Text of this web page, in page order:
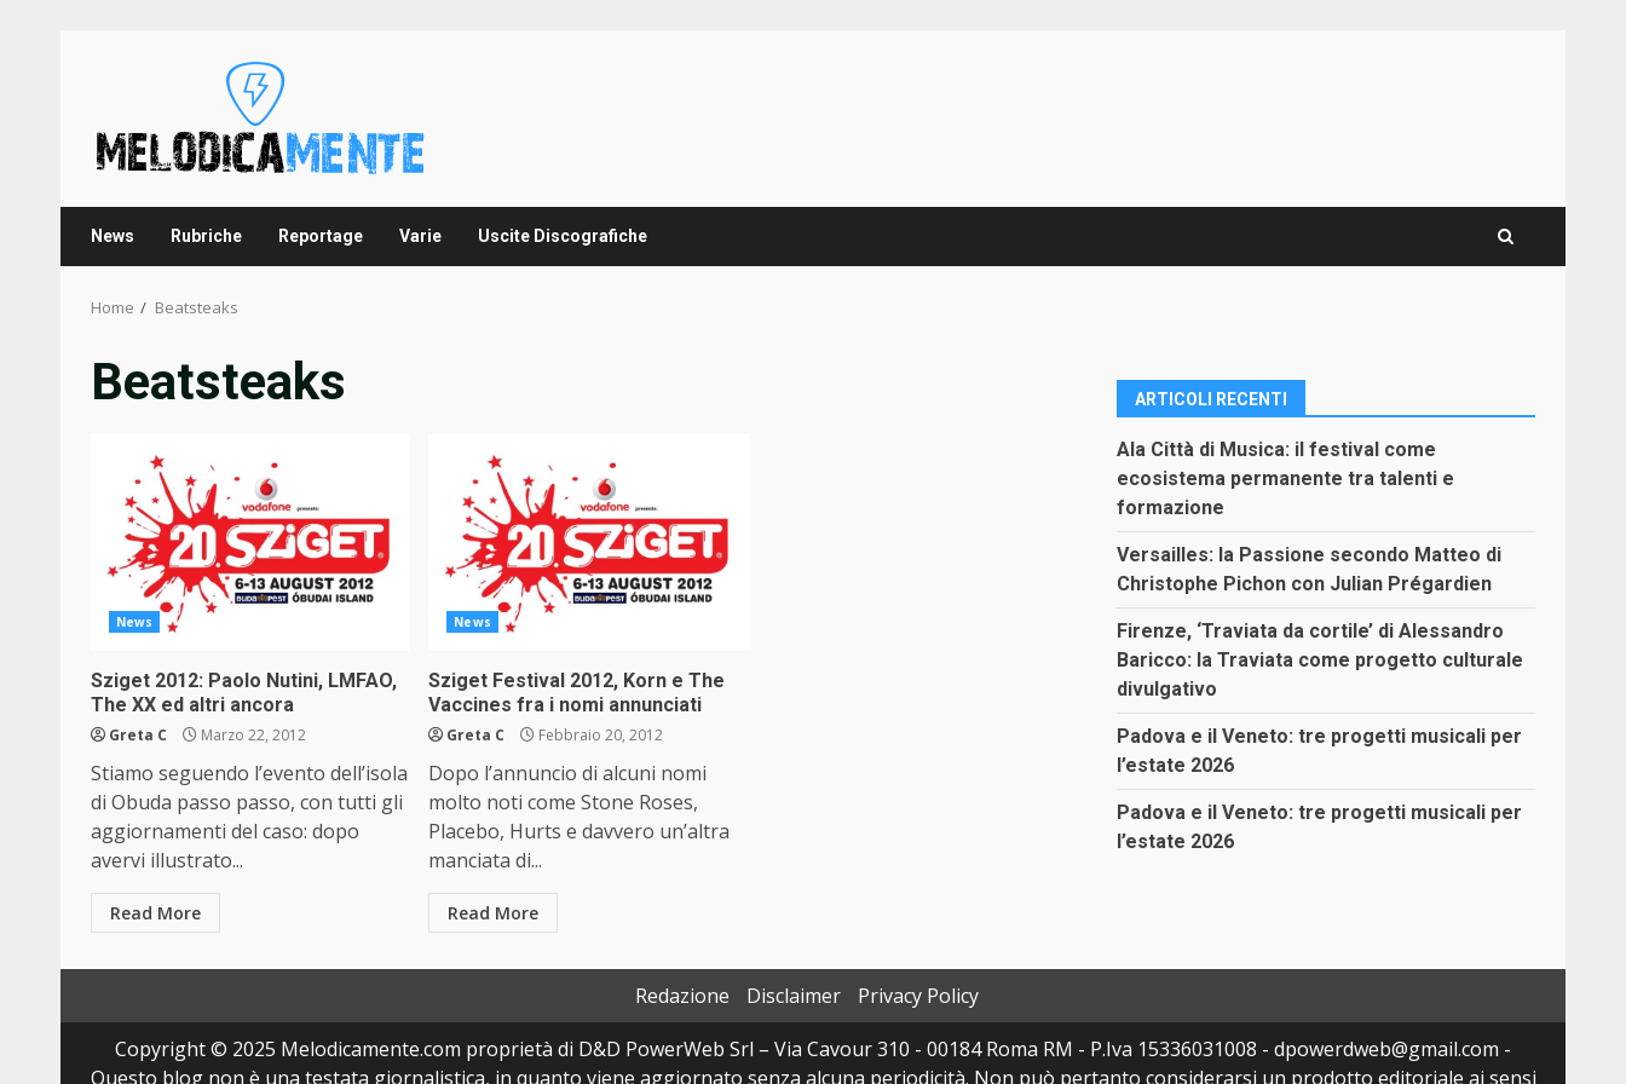
News Rubriche Reportage Varie Uscite Discografiche
Home Beatsteaks
Beatsteaks
News
Sziget 2012: Paolo Nutini, LMFAO,
The XX ed altri ancora
Greta C Marzo 22, 2012
Stiamo seguendo l’evento dell’isola
di Obuda passo passo, con tutti gli
aggiornamenti del caso: dopo
avervi illustrato...
Read More
News
Sziget Festival 2012, Korn e The
Vaccines fra i nomi annunciati
Greta C Febbraio 20, 2012
Dopo l’annuncio di alcuni nomi
molto noti come Stone Roses,
Placebo, Hurts e davvero un’altra
manciata di...
Read More
ARTICOLI RECENTI
Ala Città di Musica: il festival come
ecosistema permanente tra talenti e
formazione
Versailles: la Passione secondo Matteo di
Christophe Pichon con Julian Prégardien
Firenze, ‘Traviata da cortile’ di Alessandro
Baricco: la Traviata come progetto culturale
divulgativo
Padova e il Veneto: tre progetti musicali per
l’estate 2026
Padova e il Veneto: tre progetti musicali per
l’estate 2026
Redazione Disclaimer
Privacy Policy
Copyright © 2025 Melodicamente.com proprietà di D&D PowerWeb Srl – Via Cavour 310 - 00184 Roma RM - P.Iva 15336031008 - dpowerdweb@gmail.com -
Questo blog non è una testata giornalistica, in quanto viene aggiornato senza alcuna periodicità. Non può pertanto considerarsi un prodotto editoriale ai sensi